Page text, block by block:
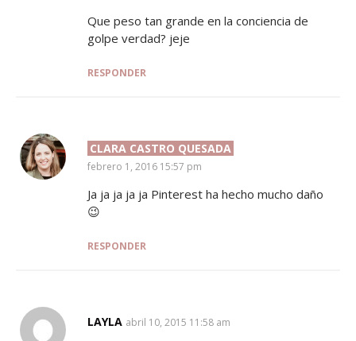
Que peso tan grande en la conciencia de
golpe verdad? jeje
RESPONDER
CLARA CASTRO QUESADA
febrero 1, 2016 15:57 pm
Ja ja ja ja ja Pinterest ha hecho mucho daño
😉
RESPONDER
LAYLA SAYS:
abril 10, 2015 11:58 am